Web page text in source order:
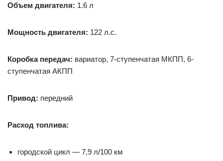
Объем двигателя: 1.6 л
Мощность двигателя: 122 л.с.
Коробка передач: вариатор, 7-ступенчатая МКПП, 6-
ступенчатая АКПП
Привод: передний
Расход топлива:
городской цикл — 7,9 л/100 км